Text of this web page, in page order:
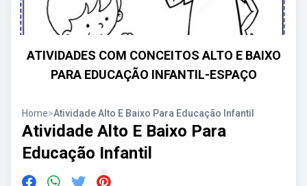
ATIVIDADES COM CONCEITOS ALTO E BAIXO
PARA EDUCAÇÃO INFANTIL-ESPAÇO
Home>Atividade Alto E Baixo Para Educação Infantil
Atividade Alto E Baixo Para
Educação Infantil